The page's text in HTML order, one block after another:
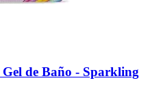
de Baño -​ Sparkling